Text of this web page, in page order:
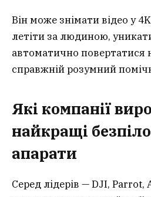
Він може знімати відео у
летіти за людиною,
автоматично повертатися
справжній розумний
Які компанії
найкращі
апарати
Серед лідерів — DJI,